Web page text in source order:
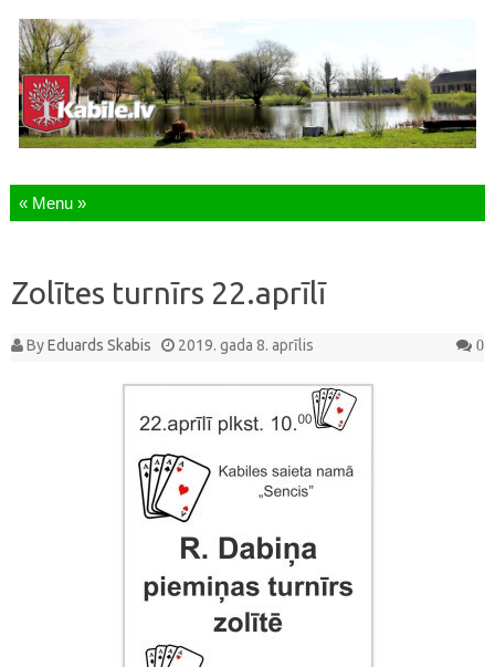
Skip to content
Zolītes turnīrs 22.aprīlī
ByEduards Skabis 2019. gada 8. aprīlis 0